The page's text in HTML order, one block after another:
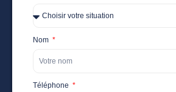
Nom
Téléphone